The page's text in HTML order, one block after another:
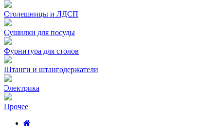
Столешницы и ЛДСП
Сушилки для посуды
Фурнитура для столов
Штанги и штангодержатели
Электрика
Прочее